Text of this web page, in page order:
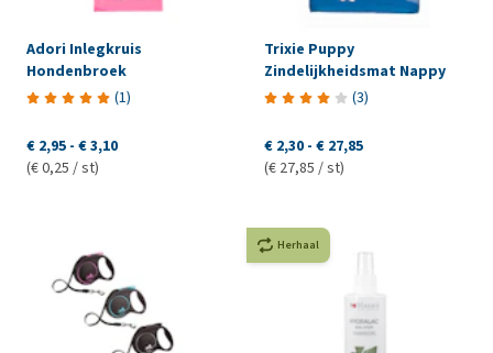
Adori Inlegkruis
Hondenbroek
(1)
€ 2,95 - € 3,10
(€ 0,25 / st)
Trixie Puppy
Zindelijkheidsmat Nappy
(3)
€ 2,30 - € 27,85
(€ 27,85 / st)
Herhaal